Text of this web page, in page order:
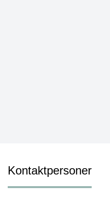
Kontaktpersoner